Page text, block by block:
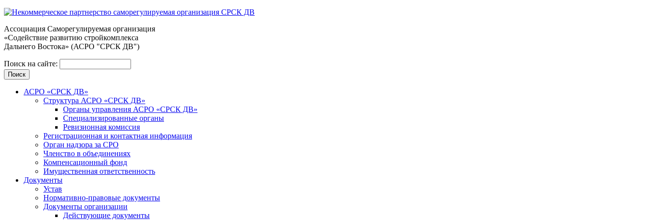
Ассоциация Cаморегулируемая организация
«Содействие развитию стройкомплекса
Дальнего Востока» (АСРО "СРСК ДВ")
Поиск на сайте:
АСРО «СРСК ДВ»
Структура АСРО «СРСК ДВ»
Органы управления АСРО «СРСК ДВ»
Специализированные органы
Ревизионная комиссия
Регистрационная и контактная информация
Орган надзора за СРО
Членство в объединениях
Компенсационный фонд
Имущественная ответственность
Документы
Устав
Нормативно-правовые документы
Документы организации
Действующие документы